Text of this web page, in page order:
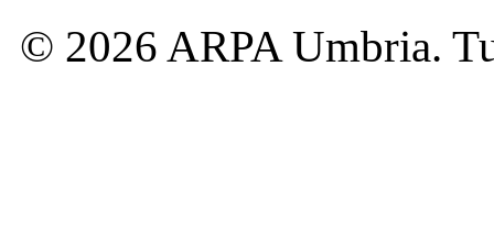
© 2026 ARPA Umbria.